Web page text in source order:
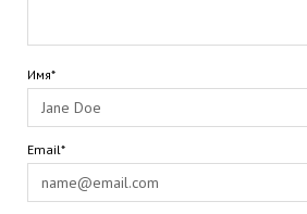
Имя*
Email*